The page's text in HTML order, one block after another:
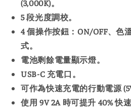
(3,000K)。
5 段光度調校。
4 個操作按鈕：ON/OFF、色
式。
電池剩餘電量顯示燈。
USB-C 充電口。
可作為快速充電的行動電源
使用 9V 2A 時可提升 40% 快